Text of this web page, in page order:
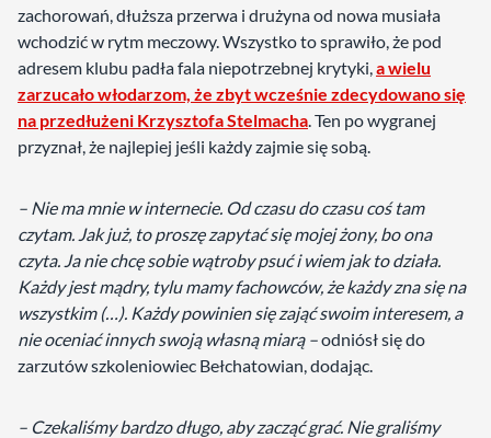
zachorowań, dłuższa przerwa i drużyna od nowa musiała
wchodzić w rytm meczowy. Wszystko to sprawiło, że pod
adresem klubu padła fala niepotrzebnej krytyki,a wielu
zarzucało włodarzom, że zbyt wcześnie zdecydowano się
na przedłużeni Krzysztofa Stelmacha. Ten po wygranej
przyznał, że najlepiej jeśli każdy zajmie się sobą.
– Nie ma mnie w internecie. Od czasu do czasu coś tam
czytam. Jak już, to proszę zapytać się mojej żony, bo ona
czyta. Ja nie chcę sobie wątroby psuć i wiem jak to działa.
Każdy jest mądry, tylu mamy fachowców, że każdy zna się na
wszystkim (…). Każdy powinien się zająć swoim interesem, a
nie oceniać innych swoją własną miarą –odniósł się do
zarzutów szkoleniowiec Bełchatowian, dodając.
– Czekaliśmy bardzo długo, aby zacząć grać. Nie graliśmy